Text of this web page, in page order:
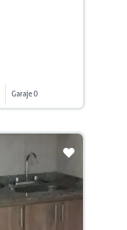
Garaje 0